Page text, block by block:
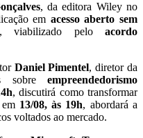
, da editora Wiley no
em acesso aberto sem
viabilizado pelo acordo
Daniel Pimentel, diretor da
sobre empreendedorismo
, discutirá como transformar
13/08, às 19h, abordará a
voltados ao mercado.